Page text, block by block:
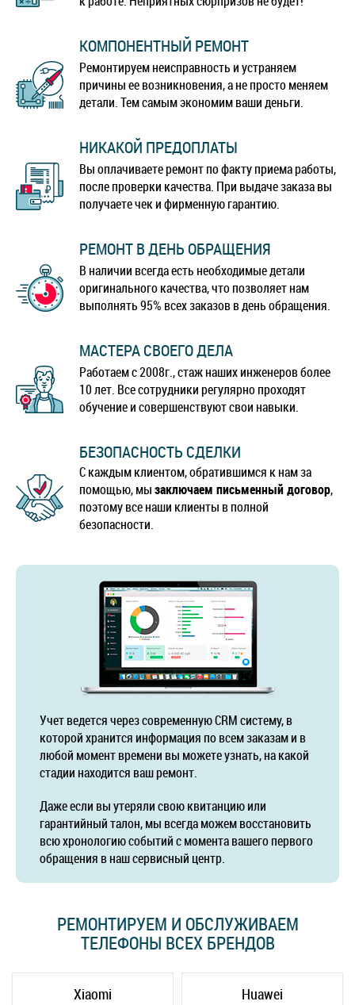
КОМПОНЕНТНЫЙ РЕМОНТ
Ремонтируем неисправность и устраняем
причины ее возникновения, а не просто меняем
детали. Тем самым экономим ваши деньги.
НИКАКОЙ ПРЕДОПЛАТЫ
Вы оплачиваете ремонт по факту приема работы,
после проверки качества. При выдаче заказа вы
получаете чек и фирменную гарантию.
РЕМОНТ В ДЕНЬ ОБРАЩЕНИЯ
В наличии всегда есть необходимые детали
оригинального качества, что позволяет нам
выполнять 95% всех заказов в день обращения.
МАСТЕРА СВОЕГО ДЕЛА
Работаем с 2008г., стаж наших инженеров более
10 лет. Все сотрудники регулярно проходят
обучение и совершенствуют свои навыки.
БЕЗОПАСНОСТЬ СДЕЛКИ
С каждым клиентом, обратившимся к нам за
помощью, мызаключаем письменный договор,
поэтому все наши клиенты в полной
безопасности.
Учет ведется через современную CRM систему, в
которой хранится информация по всем заказам и в
любой момент времени вы можете узнать, на какой
стадии находится ваш ремонт.
Даже если вы утеряли свою квитанцию или
гарантийный талон, мы всегда можем восстановить
всю хронологию событий с момента вашего первого
обращения в наш сервисный центр.
РЕМОНТИРУЕМ И ОБСЛУЖИВАЕМ
ТЕЛЕФОНЫ ВСЕХ БРЕНДОВ
Xiaomi Huawei